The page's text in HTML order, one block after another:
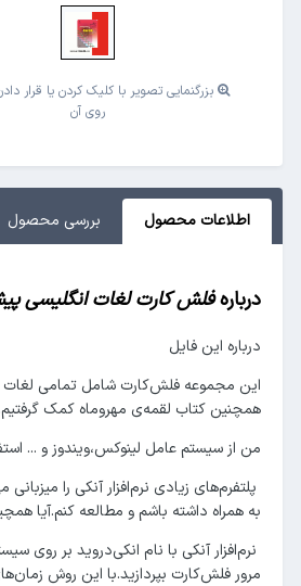
بزرگنمایی تصویر با کلیک کردن یا قرار
روی آن
اطلاعات محصول بررسی‌ محصول
دربارهفلش کارت لغات انگلیسی
درباره این فایل
همچنین کتاب لقمه‌ی مهروماه کمک گرفتیم.
من از سیستم عامل لینوکس،ویندوز و ...
پلتفرم‌های زیادی نرم‌افزار آنکی را
به همراه داشته باشم و مطالعه کنم.آیا
نرم‌افزار آنکی با نام انکی‌دروید بر
مرور فلش‌کارت بپردازید.با این روش